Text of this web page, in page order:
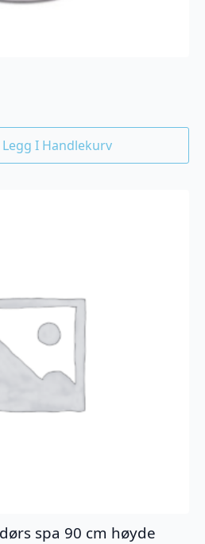
Legg I Handlekurv
spa 90 cm høyde